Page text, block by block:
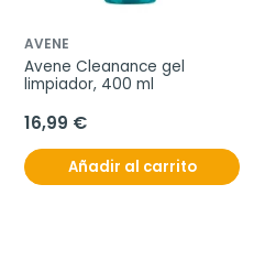
AVENE
Avene Cleanance gel
limpiador, 400 ml
16,99 €
Añadir al carrito